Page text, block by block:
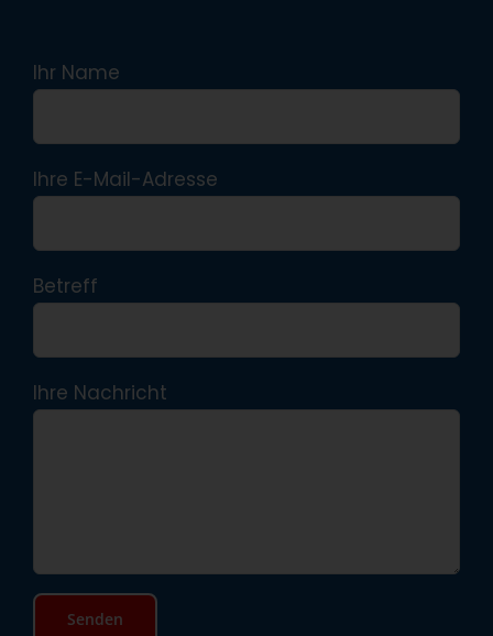
Ihr Name
Ihre E-Mail-Adresse
Betreff
Ihre Nachricht